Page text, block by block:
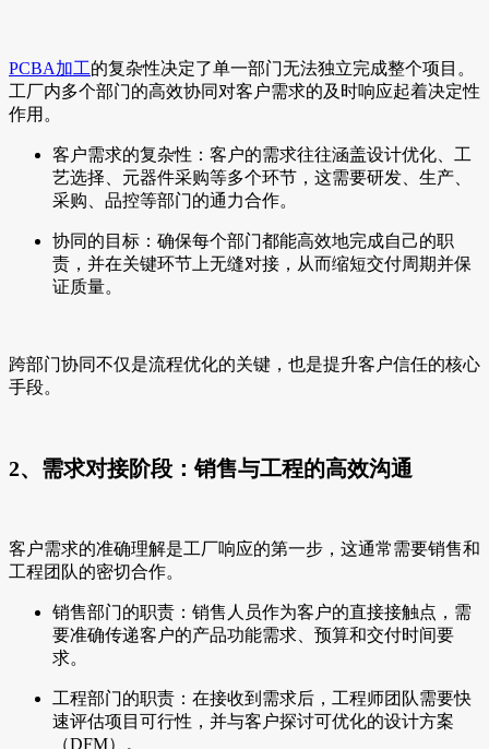
PCBA加工的复杂性决定了单一部门无法独立完成整个项目。
工厂内多个部门的高效协同对客户需求的及时响应起着决定性
作用。
客户需求的复杂性：客户的需求往往涵盖设计优化、工
艺选择、元器件采购等多个环节，这需要研发、生产、
采购、品控等部门的通力合作。
协同的目标：确保每个部门都能高效地完成自己的职
责，并在关键环节上无缝对接，从而缩短交付周期并保
证质量。
跨部门协同不仅是流程优化的关键，也是提升客户信任的核心
手段。
2、需求对接阶段：销售与工程的高效沟通
客户需求的准确理解是工厂响应的第一步，这通常需要销售和
工程团队的密切合作。
销售部门的职责：销售人员作为客户的直接接触点，需
要准确传递客户的产品功能需求、预算和交付时间要
求。
工程部门的职责：在接收到需求后，工程师团队需要快
速评估项目可行性，并与客户探讨可优化的设计方案
（DFM）。